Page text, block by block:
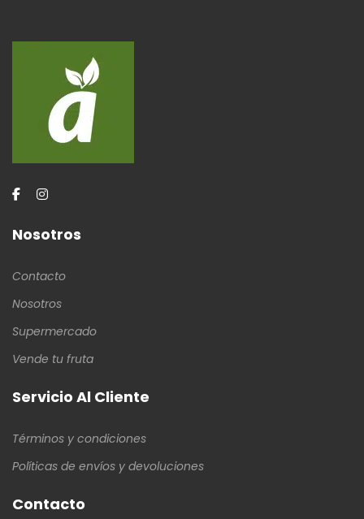
Nosotros
Contacto
Nosotros
Supermercado
Vende tu fruta
Servicio Al Cliente
Términos y condiciones
Políticas de envíos y devoluciones
Contacto